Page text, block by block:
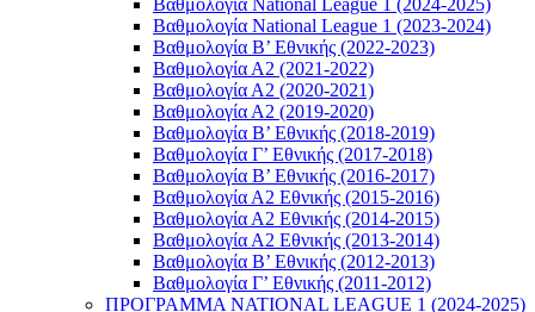
Βαθμολογία National League 1 (2024-2025)
Βαθμολογία National League 1 (2023-2024)
Βαθμολογία Β’ Εθνικής (2022-2023)
Βαθμολογία Α2 (2021-2022)
Βαθμολογία Α2 (2020-2021)
Βαθμολογία Α2 (2019-2020)
Βαθμολογία B’ Εθνικής (2018-2019)
Βαθμολογία Γ’ Εθνικής (2017-2018)
Βαθμολογία Β’ Εθνικής (2016-2017)
Βαθμολογία Α2 Εθνικής (2015-2016)
Βαθμολογία Α2 Εθνικής (2014-2015)
Βαθμολογία Α2 Εθνικής (2013-2014)
Βαθμολογία Β’ Εθνικής (2012-2013)
Βαθμολογία Γ’ Εθνικής (2011-2012)
ΠΡΟΓΡΑΜΜΑ NATIONAL LEAGUE 1 (2024-2025)